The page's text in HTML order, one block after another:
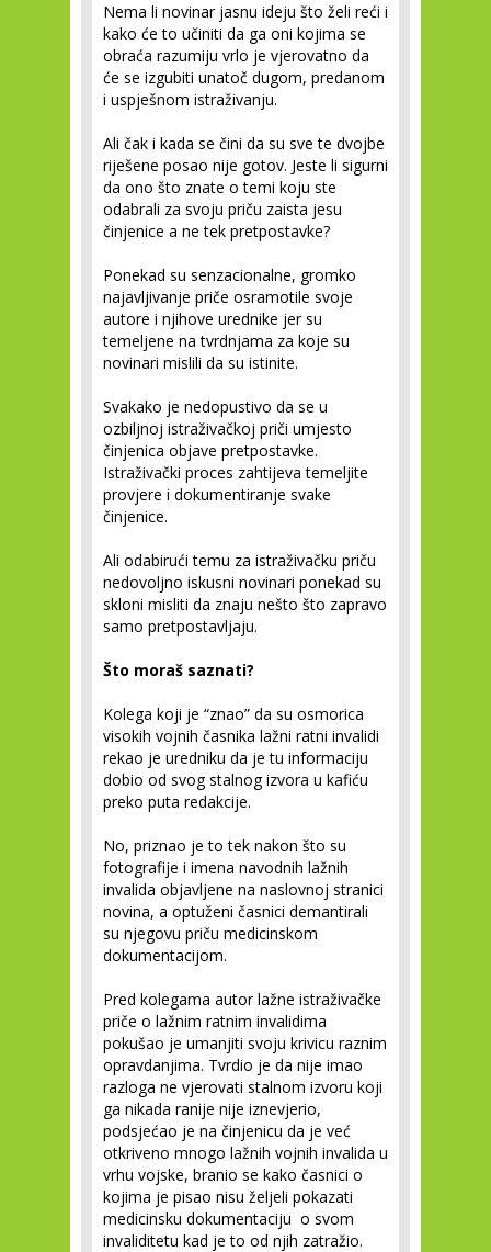
Nema li novinar jasnu ideju što želi reći i
kako će to učiniti da ga oni kojima se
obraća razumiju vrlo je vjerovatno da
će se izgubiti unatoč dugom, predanom
i uspješnom istraživanju.
Ali čak i kada se čini da su sve te dvojbe
riješene posao nije gotov. Jeste li sigurni
da ono što znate o temi koju ste
odabrali za svoju priču zaista jesu
činjenice a ne tek pretpostavke?
Ponekad su senzacionalne, gromko
najavljivanje priče osramotile svoje
autore i njihove urednike jer su
temeljene na tvrdnjama za koje su
novinari mislili da su istinite.
Svakako je nedopustivo da se u
ozbiljnoj istraživačkoj priči umjesto
činjenica objave pretpostavke.
Istraživački proces zahtijeva temeljite
provjere i dokumentiranje svake
činjenice.
Ali odabirući temu za istraživačku priču
nedovoljno iskusni novinari ponekad su
skloni misliti da znaju nešto što zapravo
samo pretpostavljaju.
Što moraš saznati?
Kolega koji je “znao” da su osmorica
visokih vojnih časnika lažni ratni invalidi
rekao je uredniku da je tu informaciju
dobio od svog stalnog izvora u kafiću
preko puta redakcije.
No, priznao je to tek nakon što su
fotografije i imena navodnih lažnih
invalida objavljene na naslovnoj stranici
novina, a optuženi časnici demantirali
su njegovu priču medicinskom
dokumentacijom.
Pred kolegama autor lažne istraživačke
priče o lažnim ratnim invalidima
pokušao je umanjiti svoju krivicu raznim
opravdanjima. Tvrdio je da nije imao
razloga ne vjerovati stalnom izvoru koji
ga nikada ranije nije iznevjerio,
podsjećao je na činjenicu da je već
otkriveno mnogo lažnih vojnih invalida u
vrhu vojske, branio se kako časnici o
kojima je pisao nisu željeli pokazati
medicinsku dokumentaciju o svom
invaliditetu kad je to od njih zatražio.